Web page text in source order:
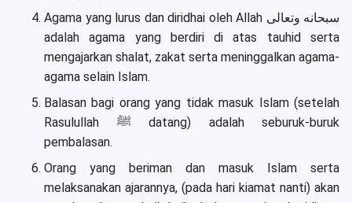
Agama yang lurus dan diridhai oleh Allah سبحانه وتعالى
adalah agama yang berdiri di atas tauhid serta
mengajarkan shalat, zakat serta meninggalkan agama-
agama selain Islam.
Balasan bagi orang yang tidak masuk Islam (setelah
Rasulullah ﷺ datang) adalah seburuk-buruk
pembalasan.
Orang yang beriman dan masuk Islam serta
melaksanakan ajarannya, (pada hari kiamat nanti) akan